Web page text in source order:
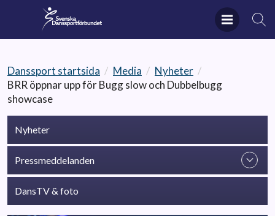
Danssport startsida / Media / Nyheter /
BRR öppnar upp för Bugg slow och Dubbelbugg
showcase
Nyheter
Pressmeddelanden
DansTV & foto